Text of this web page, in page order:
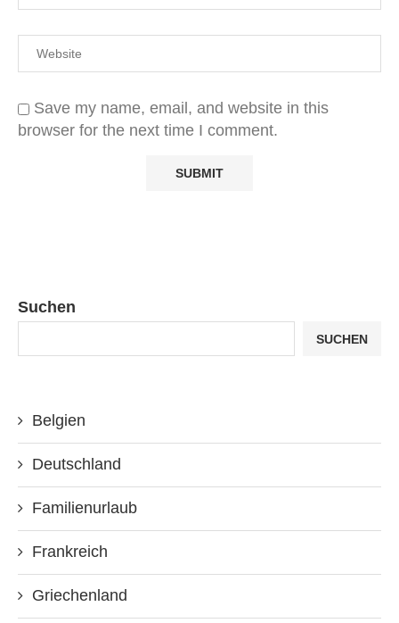
Save my name, email, and website in this
browser for the next time I comment.
Suchen
SUCHEN
Belgien
Deutschland
Familienurlaub
Frankreich
Griechenland